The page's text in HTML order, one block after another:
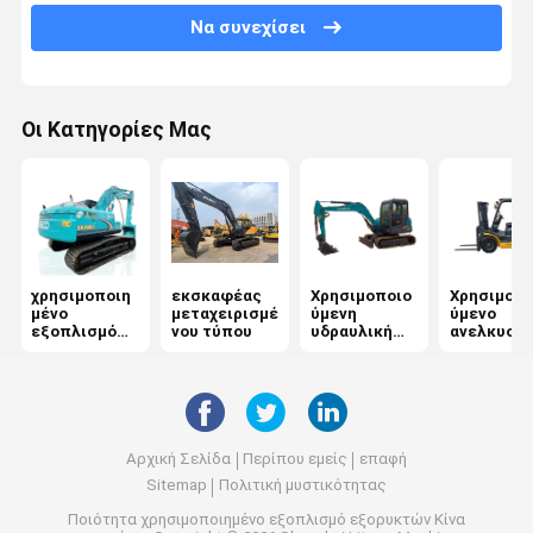
Να συνεχίσει
Οι Κατηγορίες Μας
χρησιμοποιη
μένο
εξοπλισμό
εκσκαφέας
μεταχειρισμέ
νου τύπου
Χρησιμοποιο
ύμενη
υδραυλική
ύμενο
Αρχική Σελίδα Περίπου εμείς
επαφή
Sitemap
Πολιτική μυστικότητας
Ποιότητα χρησιμοποιημένο εξοπλισμό εξορυκτών Κίνα